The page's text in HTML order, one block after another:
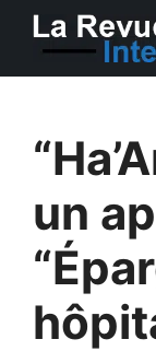
Aller
un